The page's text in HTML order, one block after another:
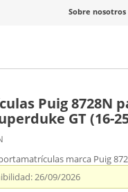
Sobre nosotros
Puig 8728N
GT (16-
marca Puig
26/09/2026